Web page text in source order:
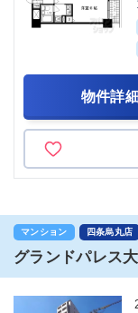
物件詳細
マンション 四条烏丸店
グランドパレス